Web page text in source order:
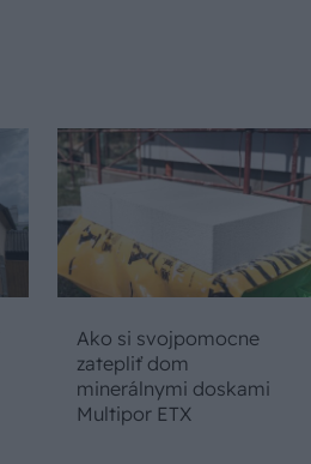
Ako si svojpomocne
zatepliť dom
minerálnymi doskami
Multipor ETX